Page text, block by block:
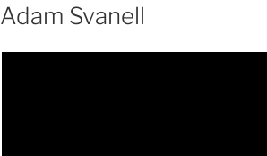
Adam Svanell